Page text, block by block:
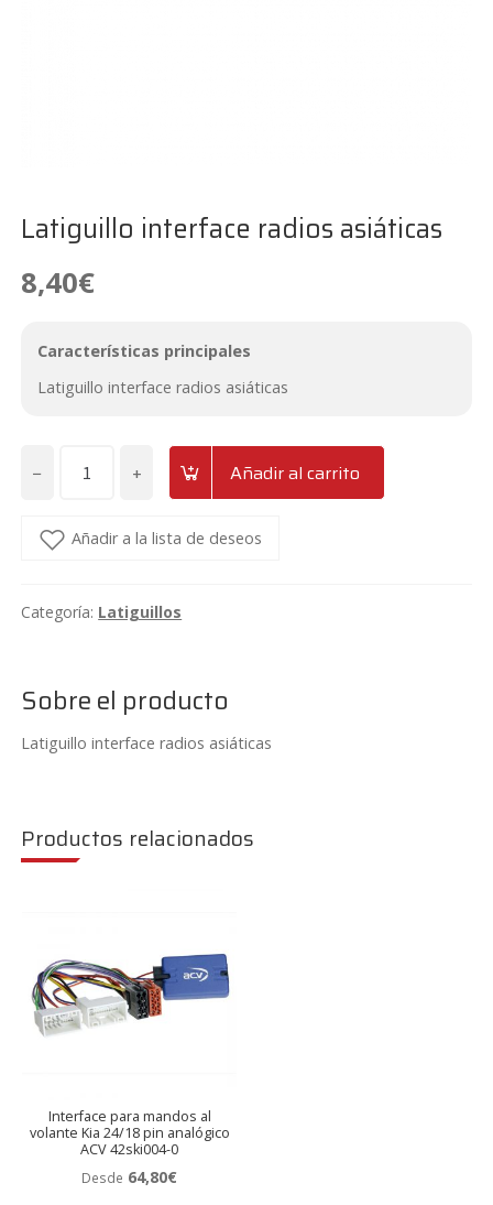
Latiguillo interface radios asiáticas
8,40€
Características principales
Latiguillo interface radios asiáticas
−
Latiguillo
radios
+ Añadir al carrito
Añadir a la lista de deseos
Categoría: Latiguillos
Sobre el producto
Latiguillo interface radios asiáticas
Productos relacionados
Interface para mandos al
volante Kia 24/18 pin analógico
ACV 42ski004-0
Desde 64,80€